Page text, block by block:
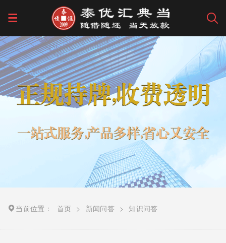
当前位置： 首页 > 新闻问答 > 知识问答